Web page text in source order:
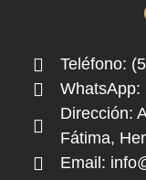
Teléfono:
WhatsApp:
Dirección:
Fátima,
Email: